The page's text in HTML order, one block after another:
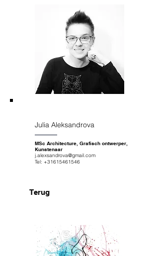
Julia Aleksandrova
MSc Architecture, Grafisch ontwerper,
Kunstenaar
j.alexsandrova@gmail.com
Tel: +31615461546
Terug